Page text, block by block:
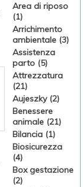
Area di riposo
(1)
Arrichimento
ambientale (3)
Assistenza
parto (5)
Attrezzatura
(21)
Aujeszky (2)
Benessere
animale (21)
Bilancia (1)
Biosicurezza
(4)
Box gestazione
(2)